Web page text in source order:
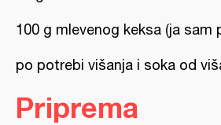
100 g mlevenog keksa (ja sam
po potrebi višanja i soka od
Priprema